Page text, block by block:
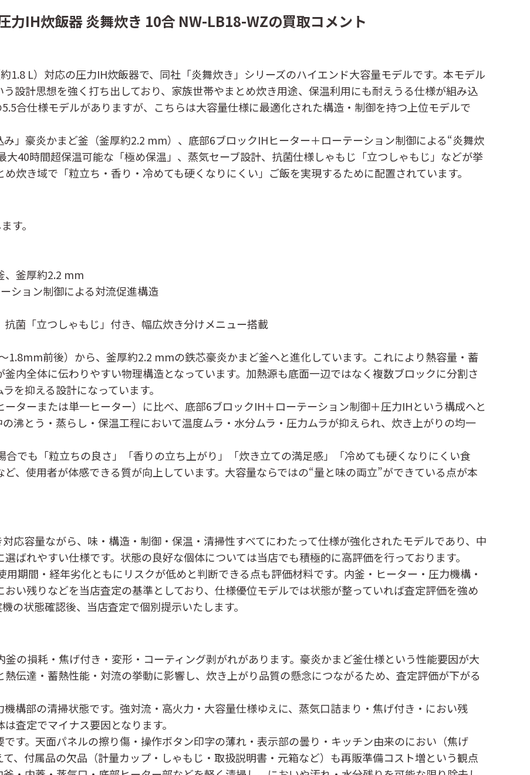
力IH炊飯器 炎舞炊き 10合 NW-LB18-WZの買取コメント
1.8 L）対応の圧力IH炊飯器で、同社「炎舞炊き」シリーズのハイエンド大容量モデルです。本モデル
設計思想を強く打ち出しており、家族世帯やまとめ炊き用途、保温利用にも耐えうる仕様が組み込
合仕様モデルがありますが、こちらは大容量仕様に最適化された構造・制御を持つ上位モデルで
」豪炎かまど釜（釜厚約2.2 mm）、底部6ブロックIHヒーター＋ローテーション制御による“炎舞炊
大40時間超保温可能な「極め保温」、蒸気セーブ設計、抗菌仕様しゃもじ「立つしゃもじ」などが挙
炊き域で「粒立ち・香り・冷めても硬くなりにくい」ご飯を実現するために配置されています。
す。
、釜厚約2.2 mm
ション制御による対流促進構造
菌「立つしゃもじ」付き、幅広炊き分けメニュー搭載
1.8mm前後）から、釜厚約2.2 mmの鉄芯豪炎かまど釜へと進化しています。これにより熱容量・蓄
内全体に伝わりやすい物理構造となっています。加熱源も底面一辺ではなく複数ブロックに分割さ
を抑える設計になっています。
ーターまたは単一ヒーター）に比べ、底部6ブロックIH＋ローテーション制御＋圧力IHという構成へと
沸とう・蒸らし・保温工程において温度ムラ・水分ムラ・圧力ムラが抑えられ、炊き上がりの均一
合でも「粒立ちの良さ」「香りの立ち上がり」「炊き立ての満足感」「冷めても硬くなりにくい食
、使用者が体感できる質が向上しています。大容量ならではの“量と味の両立”ができている点が本
応容量ながら、味・構造・制御・保温・清掃性すべてにわたって仕様が強化されたモデルであり、中
ばれやすい仕様です。状態の良好な個体については当店でも積極的に高評価を行っております。
期間・経年劣化ともにリスクが低めと判断できる点も評価材料です。内釜・ヒーター・圧力機構・
い残りなどを当店査定の基準としており、仕様優位モデルでは状態が整っていれば査定評価を強め
の状態確認後、当店査定で個別提示いたします。
釜の損耗・焦げ付き・変形・コーティング剥がれがあります。豪炎かまど釜仕様という性能要因が大
伝達・蓄熱性能・対流の挙動に影響し、炊き上がり品質の懸念につながるため、査定評価が下がる
構部の清掃状態です。強対流・高火力・大容量仕様ゆえに、蒸気口詰まり・焦げ付き・におい残
査定でマイナス要因となります。
です。天面パネルの擦り傷・操作ボタン印字の薄れ・表示部の曇り・キッチン由来のにおい（焦げ
、 付属品の欠品 （計量カップ・しゃもじ・取扱説明書・元箱など）も再販準備コスト増という観点